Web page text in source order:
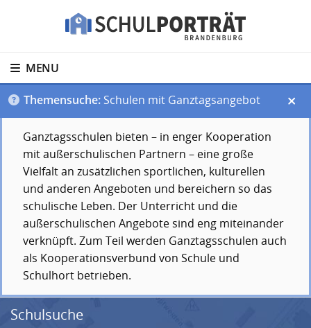
MENU
Themensuche: Schulen mit Ganztagsangebot
Ganztagsschulen bieten – in enger Kooperation
mit außerschulischen Partnern – eine große
Vielfalt an zusätzlichen sportlichen, kulturellen
und anderen Angeboten und bereichern so das
schulische Leben. Der Unterricht und die
außerschulischen Angebote sind eng miteinander
verknüpft. Zum Teil werden Ganztagsschulen auch
als Kooperationsverbund von Schule und
Schulhort betrieben.
Schulsuche